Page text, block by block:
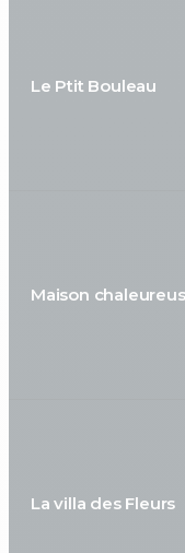
Le Ptit Bouleau
Maison
La villa des Fleurs